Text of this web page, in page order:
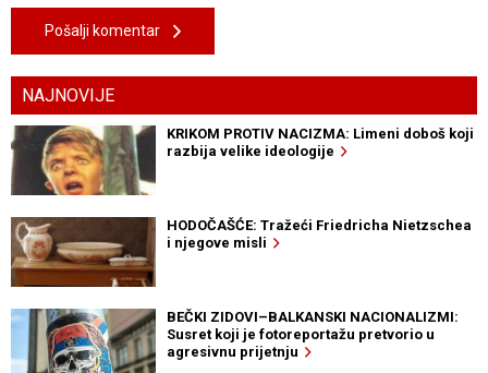
Pošalji komentar
NAJNOVIJE
KRIKOM PROTIV NACIZMA: Limeni doboš koji
razbija velike ideologije
HODOČAŠĆE: Tražeći Friedricha Nietzschea
i njegove misli
BEČKI ZIDOVI–BALKANSKI NACIONALIZMI:
Susret koji je fotoreportažu pretvorio u
agresivnu prijetnju